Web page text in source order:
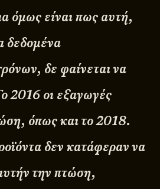
όμως είναι πως αυτή,
δεδομένα
δε φαίνεται να
2016 οι εξαγωγές
όπως και το 2018.
δεν κατάφεραν να
την πτώση,